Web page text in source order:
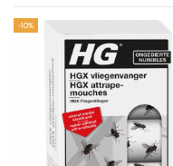
-10%